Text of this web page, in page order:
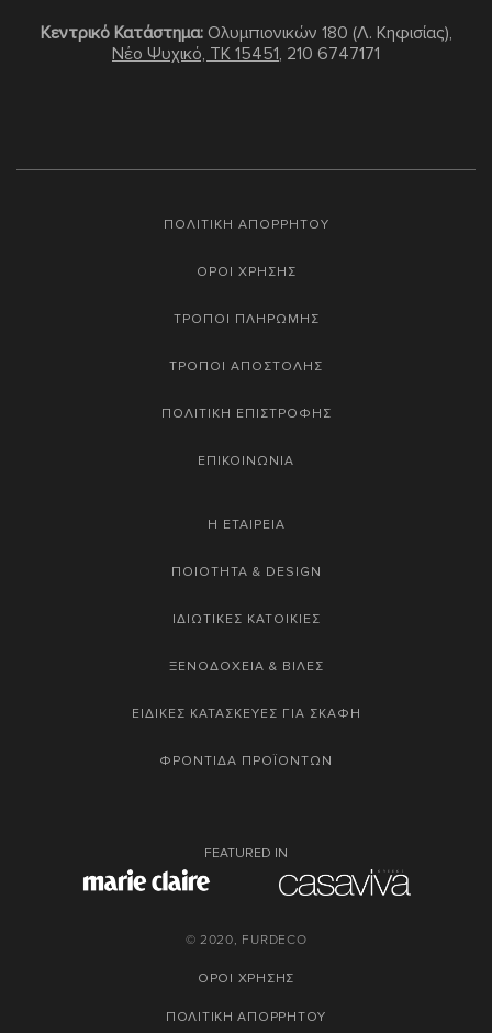
Κεντρικό Κατάστημα:Ολυμπιονικών 180 (Λ. Κηφισίας),
Νέο Ψυχικό, TK 15451, 210 6747171
ΠΟΛΙΤΙΚΗ ΑΠΟΡΡΗΤΟΥ
ΟΡΟΙ ΧΡΗΣΗΣ
ΤΡΟΠΟΙ ΠΛΗΡΩΜΗΣ
ΤΡΟΠΟΙ ΑΠΟΣΤΟΛΗΣ
ΠΟΛΙΤΙΚΗ ΕΠΙΣΤΡΟΦΗΣ
ΕΠΙΚΟΙΝΩΝΙΑ
Η ΕΤΑΙΡΕΙΑ
ΠΟΙΟΤΗΤΑ & DESIGN
ΙΔΙΩΤΙΚΕΣ ΚΑΤΟΙΚΙΕΣ
ΞΕΝΟΔΟΧΕΙΑ & ΒΙΛΕΣ
ΕΙΔΙΚΕΣ ΚΑΤΑΣΚΕΥΕΣ ΓΙΑ ΣΚΑΦΗ
ΦΡΟΝΤΙΔΑ ΠΡΟΪΟΝΤΩΝ
FEATURED IN
© 2020, FURDECO
ΟΡΟΙ ΧΡΗΣΗΣ
ΠΟΛΙΤΙΚΗ ΑΠΟΡΡΗΤΟΥ